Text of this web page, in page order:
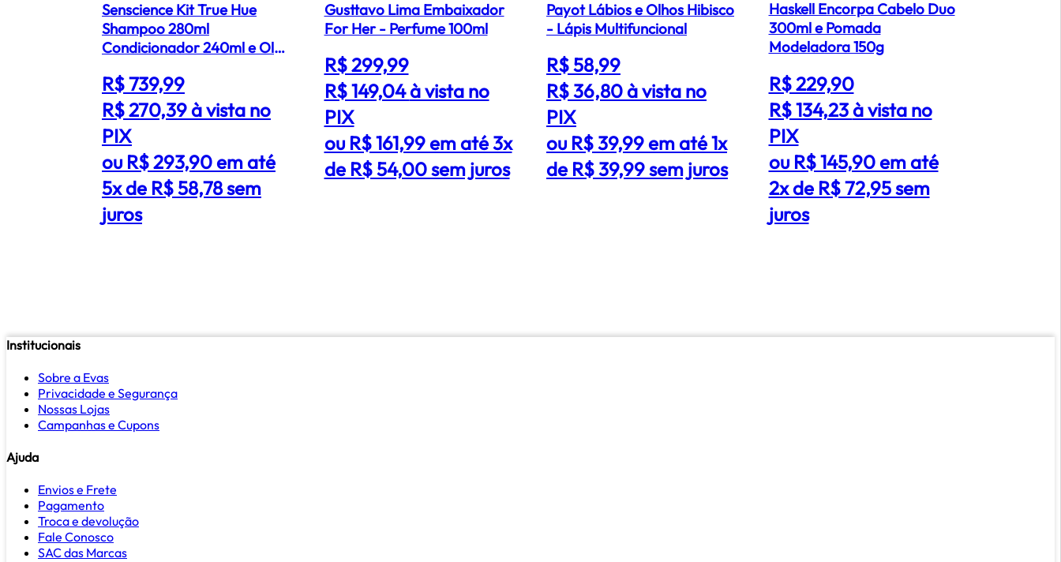
Senscience Kit True Hue
Shampoo 280ml
Condicionador 240ml e Oleo
R$ 739,99
R$ 270,39à vista no
PIX
ou R$ 293,90 em até
5x de R$ 58,78 sem
juros
Gusttavo Lima Embaixador
For Her - Perfume 100ml
R$ 299,99
R$ 149,04à vista no
PIX
ou R$ 161,99 em até 3x
de R$ 54,00 sem juros
Payot Lábios e Olhos Hibisco
- Lápis Multifuncional
R$ 58,99
R$ 36,80à vista no
PIX
ou R$ 39,99 em até 1x
de R$ 39,99 sem juros
Haskell Encorpa Cabelo Duo
300ml e Pomada
Modeladora 150g
R$ 229,90
R$ 134,23à vista no
PIX
ou R$ 145,90 em até
2x de R$ 72,95 sem
juros
Institucionais
Sobre a Evas
Privacidade e Segurança
Nossas Lojas
Campanhas e Cupons
Ajuda
Envios e Frete
Pagamento
Troca e devolução
Fale Conosco
SAC das Marcas